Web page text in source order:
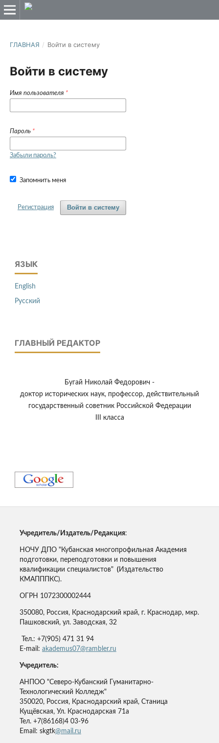
ГЛАВНАЯ / Войти в систему
Войти в систему
Имя пользователя *
Пароль *
Забыли пароль?
Запомнить меня
Войти в систему
Регистрация
ЯЗЫК
English
Русский
ГЛАВНЫЙ РЕДАКТОР
Бугай Николай Федорович -
доктор исторических наук, профессор, действительный
государственный советник Российской Федерации
III класса
Учредитель/Издатель/Редакция:
НОЧУ ДПО "Кубанская многопрофильная Академия
подготовки, переподготовки и повышения
квалификации специалистов" (Издательство
КМАПППКС).
ОГРН 1072300002444
350080, Россия, Краснодарский край, г. Краснодар, мкр.
Пашковский, ул. Заводская, 32
Тел.: +7(905) 471 31 94
E-mail: akademus07@rambler.ru
Учредитель:
АНПОО "Северо-Кубанский Гуманитарно-
Технологический Колледж"
350020, Россия, Краснодарский край, Станица
Кущёвская, Ул. Краснодарская 71а
Тел. +7(86168)4 03-96
Email: skgtk@mail.ru